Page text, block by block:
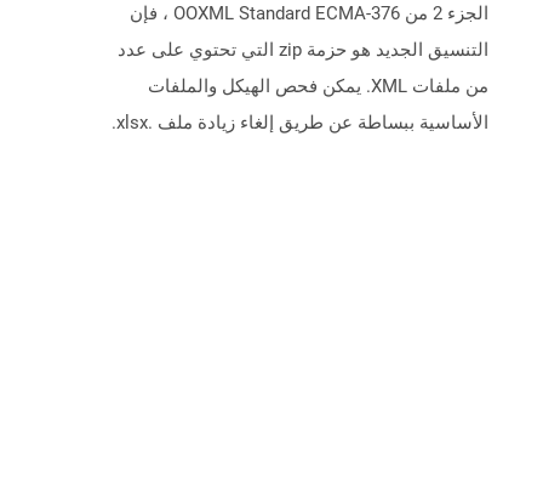
الجزء 2 من OOXML Standard ECMA-376 ، فإن
التنسيق الجديد هو حزمة zip التي تحتوي على عدد
من ملفات XML. يمكن فحص الهيكل والملفات
الأساسية ببساطة عن طريق إلغاء زيادة ملف .xlsx.